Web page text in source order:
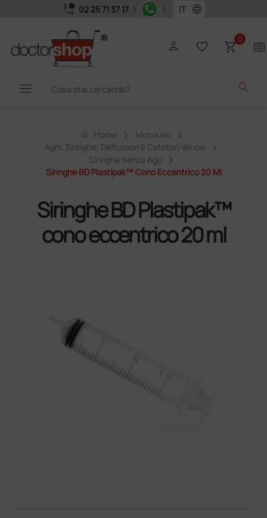
call_quality 02 25 71 37 17 | | language
menu search
person favorite_border shopping_cart0 two_pager
home Home
Monouso
Aghi, Siringhe, Deflussori E Cateteri Venosi
Siringhe Senza Ago
Siringhe BD Plastipak™ Cono Eccentrico 20 Ml
Siringhe BD Plastipak™
cono eccentrico 20 ml